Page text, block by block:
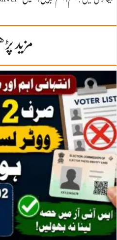
مزید